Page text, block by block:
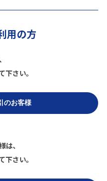
用の方
下さい。
は、
下さい。